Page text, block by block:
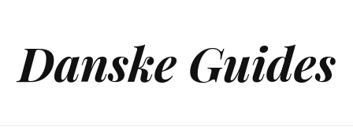
Danske Guides